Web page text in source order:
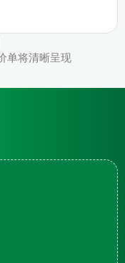
单将清晰呈现